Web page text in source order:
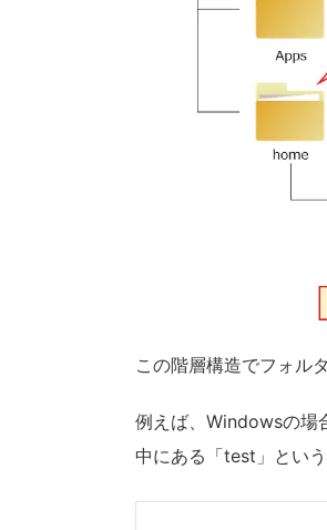
この階層構造でフォル
例えば、Windowsの場
中にある「test」とい